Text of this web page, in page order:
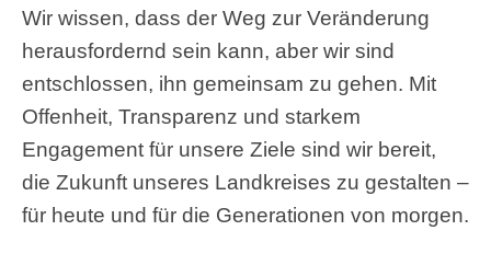
Wir wissen, dass der Weg zur Veränderung
herausfordernd sein kann, aber wir sind
entschlossen, ihn gemeinsam zu gehen. Mit
Offenheit, Transparenz und starkem
Engagement für unsere Ziele sind wir bereit,
die Zukunft unseres Landkreises zu gestalten –
für heute und für die Generationen von morgen.